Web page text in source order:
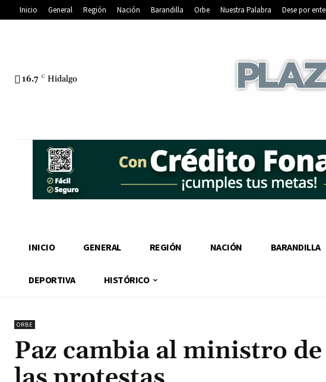
Inicio General Región Nación Barandilla Orbe Nuestra Palabra Dese por
16.7 C Hidalgo
INICIO GENERAL REGIÓN NACIÓN BARANDILLA
DEPORTIVA HISTÓRICO
ORBE
Paz cambia al ministro